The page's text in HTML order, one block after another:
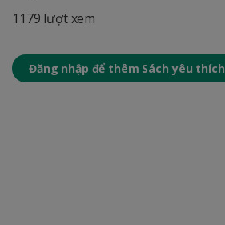
1179 lượt xem
Đăng nhập để thêm Sách yêu thích